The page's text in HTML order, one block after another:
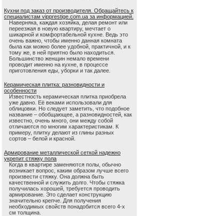
Кухни под заказ от производителя. Обращайтесь к
специалистам vipprestige.com.ua за информацией.
Наверняка, каждая хозяйка, делая ремонт или
переезжая в новую квартиру, мечтает о
шикарной и комфортабельной кухне. Ведь это
очень важно, чтобы именно данная комната
была как можно более удобной, практичной, и к
тому же, в ней приятно было находиться.
Большинство женщин немало времени
проводит именно на кухне, в процессе
приготовления еды, уборки и так далее.
Керамическая плитка: разновидности и
особенности
Известность керамическая плитка приобрела
уже давно. Её веками использовали для
облицовки. Но следует заметить, что подобное
название – обобщающее, а разновидностей, как
известно, очень много, они между собой
отличаются по многим характеристикам. К
примеру, плитку делают из глины разных
сортов – белой и красной.
Армирование металлической сеткой надежно
укрепит стяжку пола
Когда в квартире заменяются полы, обычно
возникает вопрос, каким образом лучше всего
произвести стяжку. Она должна быть
качественной и служить долго. Чтобы стяжка
получилась хорошей, требуется проводить
армирование. Это сделает конструкцию
значительно крепче. Для получения
необходимых свойств понадобится всего 4-х
см толщина.